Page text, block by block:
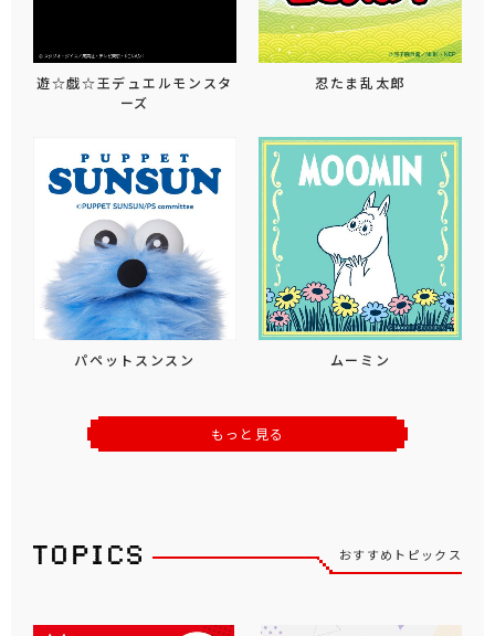
遊☆戯☆王デュエルモンスタ
ーズ
忍たま乱太郎
パペットスンスン ムーミン
もっと見る
おすすめトピックス